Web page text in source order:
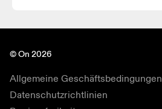
© On 2026
Allgemeine Geschäftsbedingungen
Datenschutzrichtlinien